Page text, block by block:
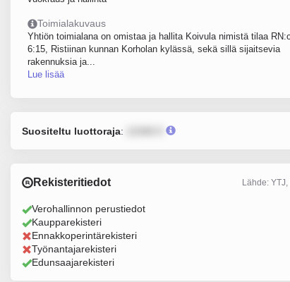
Toimialakuvaus
Yhtiön toimialana on omistaa ja hallita Koivula nimistä tilaa
6:15, Ristiinan kunnan Korholan kylässä, sekä sillä sijaitsevia
rakennuksia ja...
Lue lisää
Suositeltu luottoraja:
Rekisteritiedot Lähde: YTJ,
Verohallinnon perustiedot
Kaupparekisteri
Ennakkoperintärekisteri
Työnantajarekisteri
Edunsaajarekisteri